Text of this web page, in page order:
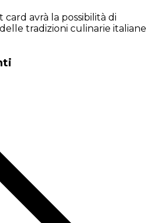
avrà la possibilità di
tradizioni culinarie italiane